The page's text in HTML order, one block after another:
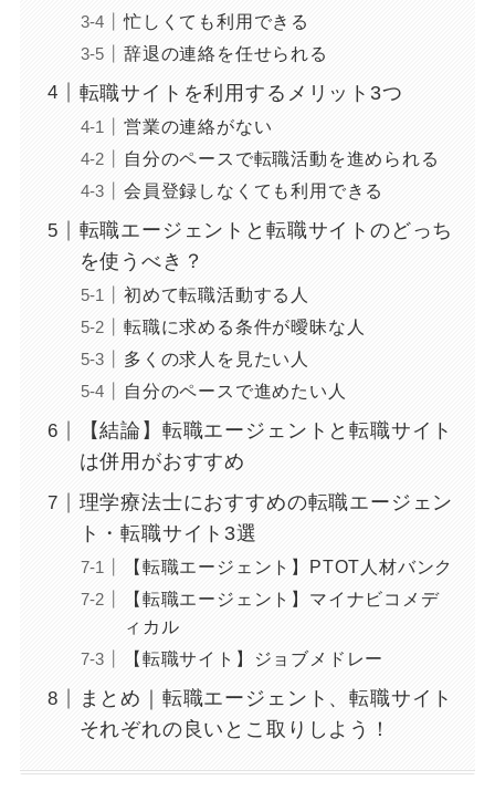
忙しくても利用できる
辞退の連絡を任せられる
転職サイトを利用するメリット3つ
営業の連絡がない
自分のペースで転職活動を進められる
会員登録しなくても利用できる
転職エージェントと転職サイトのどっち
を使うべき？
初めて転職活動する人
転職に求める条件が曖昧な人
多くの求人を見たい人
自分のペースで進めたい人
【結論】転職エージェントと転職サイト
は併用がおすすめ
理学療法士におすすめの転職エージェン
ト・転職サイト3選
【転職エージェント】PTOT人材バンク
【転職エージェント】マイナビコメデ
ィカル
【転職サイト】ジョブメドレー
まとめ｜転職エージェント、転職サイト
それぞれの良いとこ取りしよう！